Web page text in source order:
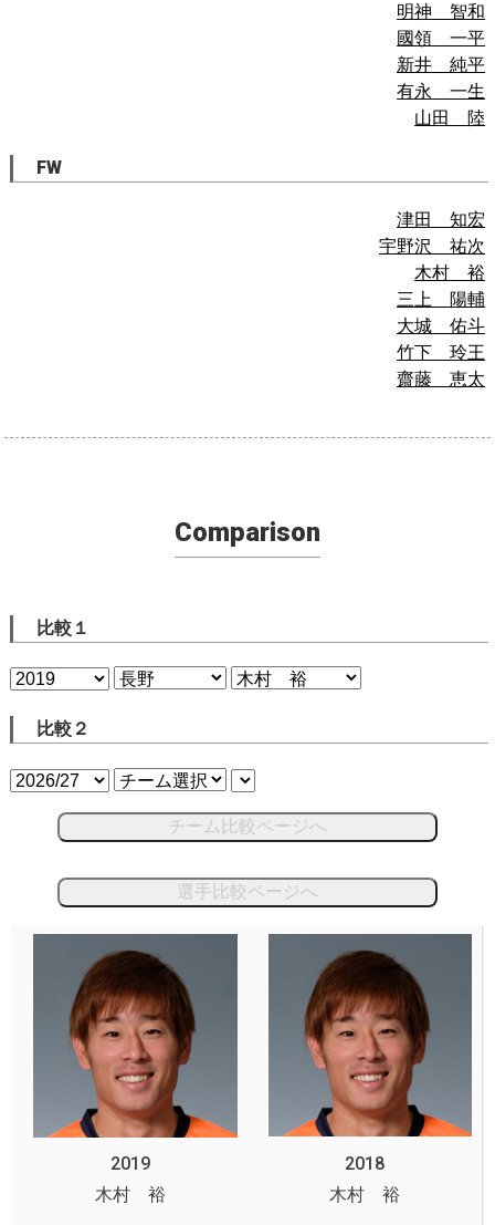
明神 智和
國領 一平
新井 純平
有永 一生
山田 陸
FW
津田 知宏
宇野沢 祐次
木村 裕
三上 陽輔
大城 佑斗
竹下 玲王
齋藤 恵太
Comparison
比較１
比較２
チーム比較ページへ
選手比較ページへ
2019
2018
木村 裕
木村 裕